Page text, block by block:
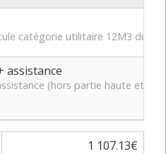
catégorie utilitaire 12M3 du
assistance
(hors partie haute et
1 107.13€